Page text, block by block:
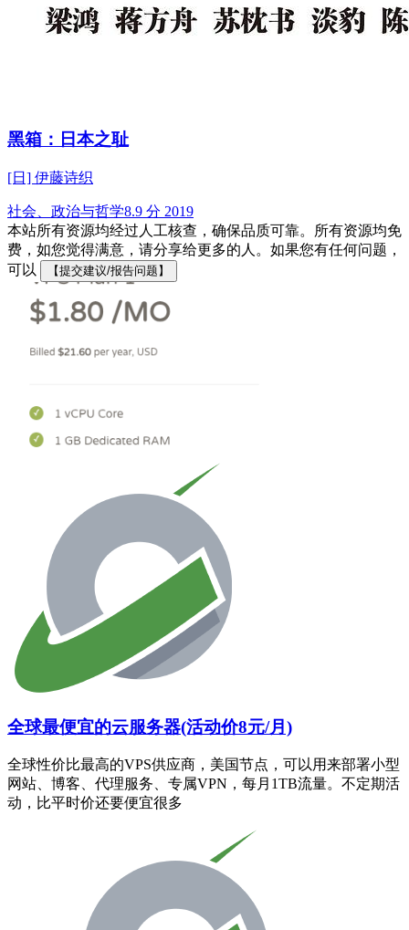
黑箱：日本之耻
[日] 伊藤诗织
社会、政治与哲学8.9 分 2019
本站所有资源均经过人工核查，确保品质可靠。所有资源均免
费，如您觉得满意，请分享给更多的人。如果您有任何问题，
可以
【提交建议/报告问题】
全球最便宜的云服务器(活动价8元/月)
全球性价比最高的VPS供应商，美国节点，可以用来部署小型
网站、博客、代理服务、专属VPN，每月1TB流量。不定期活
动，比平时价还要便宜很多